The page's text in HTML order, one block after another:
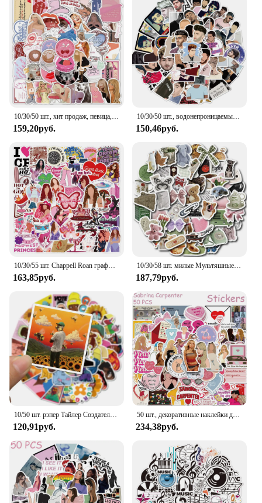
10/30/50 шт., хит продаж, певица, Сабрина, плотник, наклейки с героями мультфильмов, наклейки для ноутбука, мотоцикла, альбома, украшения для багажа, детские игрушки
159,20руб.
10/30/50 шт., водонепроницаемые наклейки для ноутбука, скейтборда, ноутбука
150,46руб.
10/30/55 шт. Chappell Roan граффити наклейки Singer наклейки с рисунками веера подарок водонепроницаемый DIY ноутбук телефон автомобиль велосипед скейтборд
163,85руб.
10/30/58 шт. милые Мультяшные наклейки в стиле Ins, украшения «сделай сам», граффити для скейтборда, телефона, ноутбука, багажа, холодильника, детской игрушки
187,79руб.
10/50 шт. рэпер Тайлер Создатель водостойкая канцелярская наклейка ПВХ скейтборд чемодан наклейки для ноутбука детская игрушка наклейка
120,91руб.
50 шт., декоративные наклейки для телефона, ноутбука, чемодана, гитары
234,38руб.